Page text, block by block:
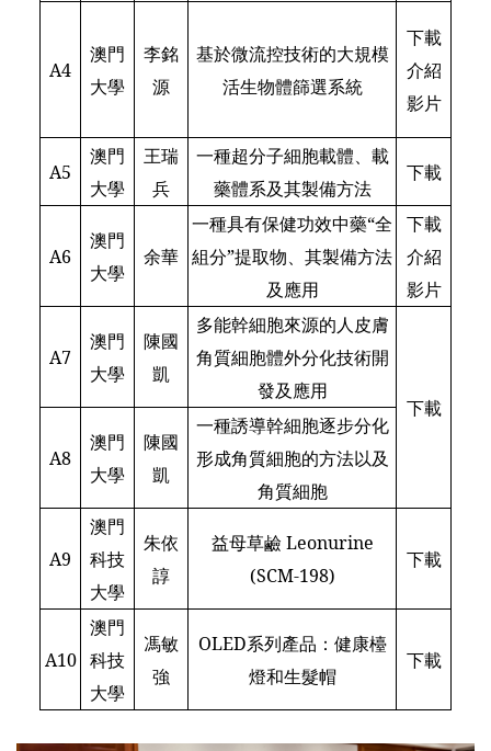
A4
澳門
大學
李銘
源
基於微流控技術的大規模
活生物體篩選系統
下載
介紹
影片
A5
澳門
大學
王瑞
兵
一種超分子細胞載體、載
藥體系及其製備方法
下載
A6
澳門
大學
余華
一種具有保健功效中藥“全
組分”提取物、其製備方法
及應用
下載
介紹
影片
A7
澳門
大學
陳國
凱
多能幹細胞來源的人皮膚
角質細胞體外分化技術開
發及應用
下載
A8
澳門
大學
陳國
凱
一種誘導幹細胞逐步分化
形成角質細胞的方法以及
角質細胞
A9
澳門
科技
大學
朱依
諄
益母草鹼 Leonurine
(SCM-198)
下載
A10
澳門
科技
大學
馮敏
強
OLED系列產品：健康檯
燈和生髮帽
下載